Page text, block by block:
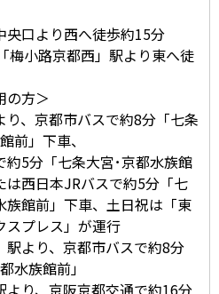
央口より西へ徒歩約15分
梅小路京都西」駅より東へ徒
の方＞
り、京都市バスで約8分「七条
前」下車、
約5分「七条大宮･京都水族館
は西日本JRバスで約5分「七
族館前」下車、土日祝は「東
スプレス」が運行
駅より、京都市バスで約8分
水族館前」
より、京阪京都交通で約16分